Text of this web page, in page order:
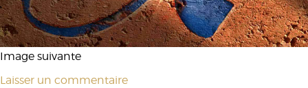
Image suivante
Laisser un commentaire